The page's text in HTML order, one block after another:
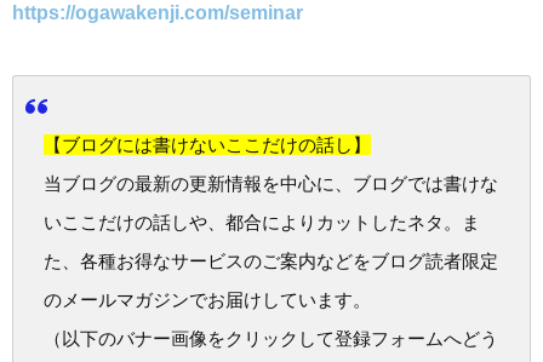
https://ogawakenji.com/seminar
【ブログには書けないここだけの話し】
当ブログの最新の更新情報を中心に、ブログでは書けな
いここだけの話しや、都合によりカットしたネタ。ま
た、各種お得なサービスのご案内などをブログ読者限定
のメールマガジンでお届けしています。
（以下のバナー画像をクリックして登録フォームへどう